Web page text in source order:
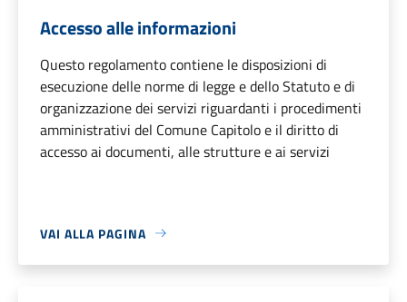
Accesso alle informazioni
Questo regolamento contiene le disposizioni di
esecuzione delle norme di legge e dello Statuto e di
organizzazione dei servizi riguardanti i procedimenti
amministrativi del Comune Capitolo e il diritto di
accesso ai documenti, alle strutture e ai servizi
VAI ALLA PAGINA